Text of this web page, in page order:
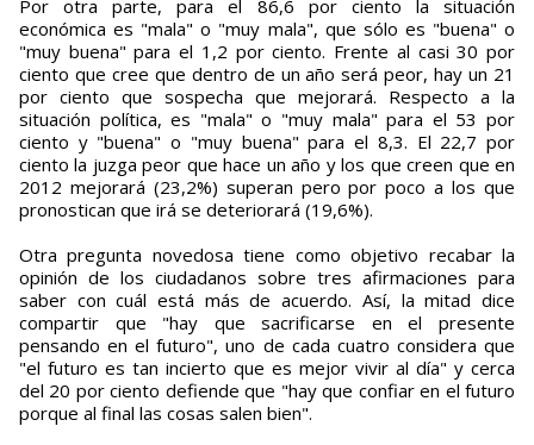
Por otra parte, para el 86,6 por ciento la situación
económica es "mala" o "muy mala", que sólo es "buena" o
"muy buena" para el 1,2 por ciento. Frente al casi 30 por
ciento que cree que dentro de un año será peor, hay un 21
por ciento que sospecha que mejorará. Respecto a la
situación política, es "mala" o "muy mala" para el 53 por
ciento y "buena" o "muy buena" para el 8,3. El 22,7 por
ciento la juzga peor que hace un año y los que creen que en
2012 mejorará (23,2%) superan pero por poco a los que
pronostican que irá se deteriorará (19,6%).
Otra pregunta novedosa tiene como objetivo recabar la
opinión de los ciudadanos sobre tres afirmaciones para
saber con cuál está más de acuerdo. Así, la mitad dice
compartir que "hay que sacrificarse en el presente
pensando en el futuro", uno de cada cuatro considera que
"el futuro es tan incierto que es mejor vivir al día" y cerca
del 20 por ciento defiende que "hay que confiar en el futuro
porque al final las cosas salen bien".